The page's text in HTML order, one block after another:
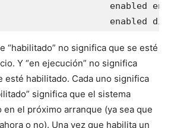
enabled
enabled
“habilitado” no significa que se esté
Y “en ejecución” no significa
esté habilitado. Cada uno significa
significa que el sistema
el próximo arranque (ya sea que
o no). Una vez que habilita un